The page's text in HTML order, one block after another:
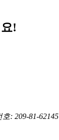
!
: 209-81-62145